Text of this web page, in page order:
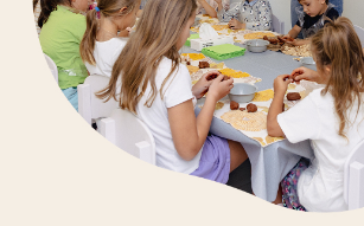
Каждое занятие направлено
на всестороннее развитие ребёнка
и поддержку осознанного
родительства. Это важный этап
становления личности, где через игру
и движение ребёнок получает стимулы
для роста, а мама — ценные знания,